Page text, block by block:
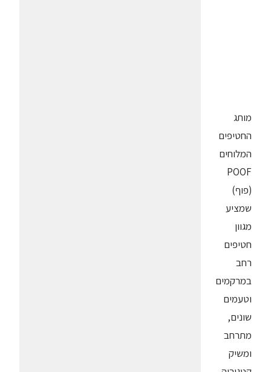
מותג
החטיפים
המלוחים
POOF
(פוף)
שמציע
מגוון
חטיפים
רחב
במרקמים
וטעמים
שונים,
מתרחב
ומשיק